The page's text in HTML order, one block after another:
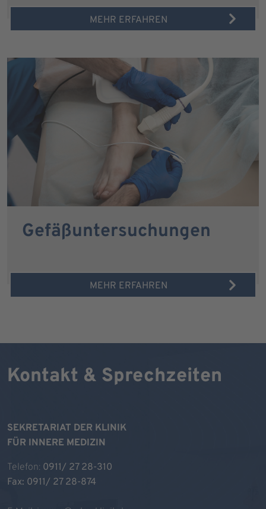
MEHR ERFAHREN
Gefäßuntersuchungen
MEHR ERFAHREN
Kontakt & Sprechzeiten
SEKRETARIAT DER KLINIK
FÜR INNERE MEDIZIN
Telefon: 0911/ 27 28-310
Fax: 0911/ 27 28-874